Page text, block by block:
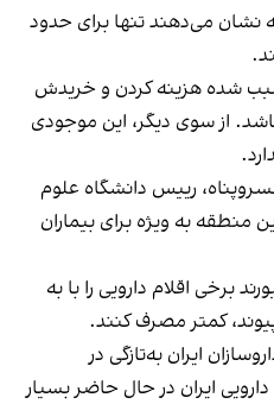
می‌دهند تنها برای حدود
سبب شده هزینه کردن و خریدش
از سوی دیگر، این موجودی
رییس دانشگاه علوم
منطقه به ویژه برای بیماران
برخی اقلام دارویی را با به
کمتر مصرف کنند.
ایران به‌تازگی در
ایران در حال حاضر بسیار